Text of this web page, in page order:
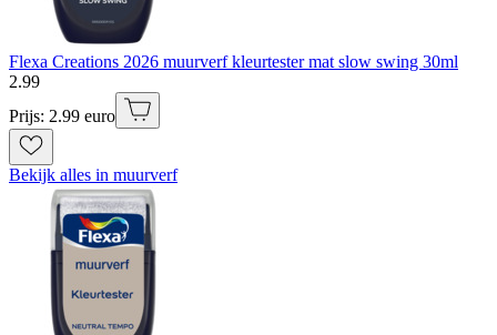
Flexa Creations 2026 muurverf kleurtester mat slow swing 30ml
2.99
Prijs: 2.99 euro
Bekijk alles in muurverf